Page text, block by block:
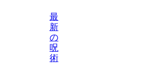
最
新
の
呪
術